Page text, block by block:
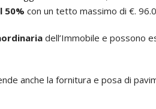
50% con un tetto massimo di €.
dell’Immobile e possono
anche la fornitura e posa di